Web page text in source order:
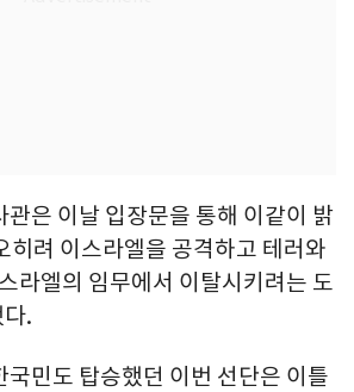
은 이날 입장문을 통해 이같이 밝
려 이스라엘을 공격하고 테러와
라엘의 임무에서 이탈시키려는 도
.
민도 탑승했던 이번 선단은 이틀